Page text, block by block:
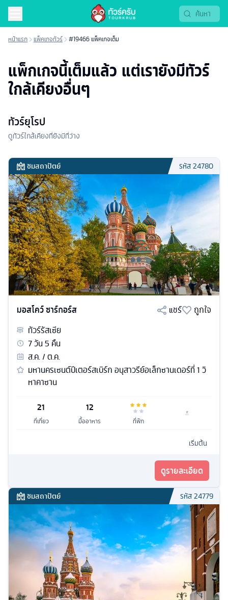
หน้าแรก แพ็คเกจทัวร์ #19466 แพ็คเกจเต็ม
แพ็กเกจนี้เต็มแล้ว แต่เรายังมีทัวร์
ใกล้เคียงอื่นๆ
ทัวร์ยุโรป
ดูทัวร์ใกล้เคียงที่ยังมีที่ว่าง
ชมสถาปัตย์ รหัส24780
มอสโคว์ ซาร์กอร์ส แชร์
ถูกใจ
ทัวร์รัสเซีย
7วัน5 คืน
ส.ค. / ต.ค.
มหานครเซนต์ปีเตอร์สเบิร์ก อนุสาวรีย์อเล็กซานเดอร์ที่ 1 วิ
หาคาซาน
21
ที่เที่ยว
12
มื้ออาหาร ที่พัก
เริ่มต้น
ดูรายละเอียด
ชมสถาปัตย์ รหัส24779